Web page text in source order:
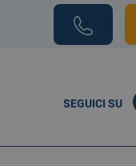
SEGUICI SU